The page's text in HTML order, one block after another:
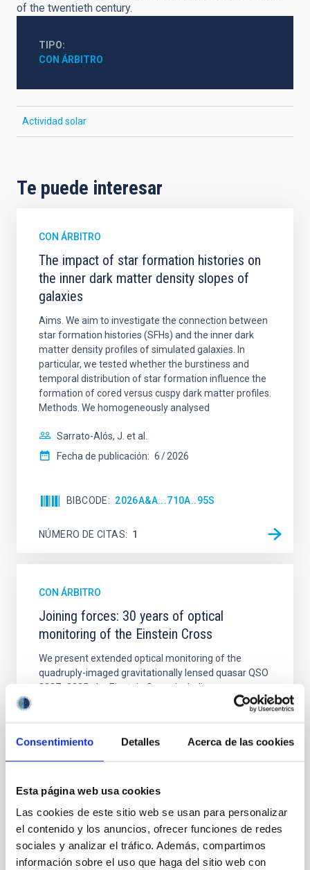
Consentimiento Detalles Acerca de las cookies
Esta página web usa cookies
Las cookies de este sitio web se usan para personalizar
el contenido y los anuncios, ofrecer funciones de redes
sociales y analizar el tráfico. Además, compartimos
información sobre el uso que haga del sitio web con
of the twentieth century.
TIPO
CON ÁRBITRO
Actividad solar
Te puede interesar
CON ÁRBITRO
The impact of star formation histories on
the inner dark matter density slopes of
galaxies
Aims. We aim to investigate the connection between
star formation histories (SFHs) and the inner dark
matter density profiles of simulated galaxies. In
particular, we tested whether the burstiness and
temporal distribution of star formation influence the
formation of cored versus cuspy dark matter profiles.
Methods. We homogeneously analysed
Sarrato-Alós, J. et al.
Fecha de publicación: 6 2026
BIBCODE 2026A&A...710A..95S
NÚMERO DE CITAS 1
CON ÁRBITRO
Joining forces: 30 years of optical
monitoring of the Einstein Cross
We present extended optical monitoring of the
quadruply-imaged gravitationally lensed quasar QSO
2237+0305, the Einstein Cross, including
observations from different observatories in both
from the lens system to accurately determine the
sky background level
Shalyapin, V. N. et al.
Fecha de publicación: 6 2026
BIBCODE 2026A&A...710A..70S